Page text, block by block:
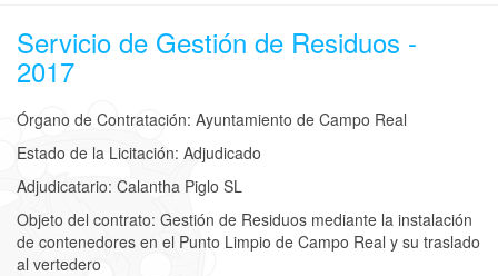
Servicio de Gestión de Residuos -
2017
Órgano de Contratación: Ayuntamiento de Campo Real
Estado de la Licitación: Adjudicado
Adjudicatario: Calantha Piglo SL
Objeto del contrato: Gestión de Residuos mediante la instalación
de contenedores en el Punto Limpio de Campo Real y su traslado
al vertedero